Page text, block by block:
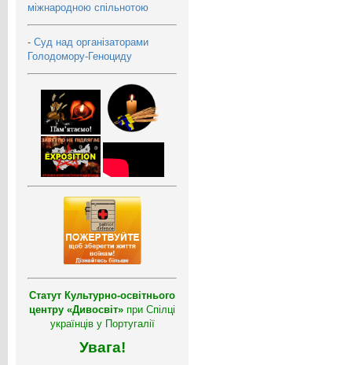
міжнародною спільнотою
- Суд над організаторами
Голодомору-Геноциду
Статут Культурно-освітнього
центру «Дивосвіт» при Спілці
українців у Португалії
Увага!